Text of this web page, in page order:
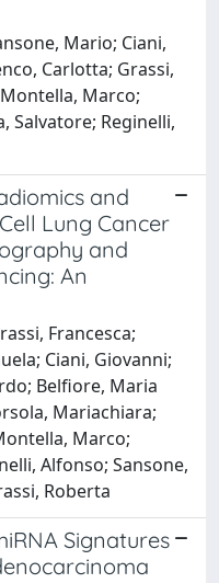
Mario; Ciani,
Carlotta; Grassi,
Marco;
Salvatore; Reginelli,
and
Lung Cancer
and
An
Francesca;
Ciani, Giovanni;
Belfiore, Maria
Mariachiara;
Marco;
Alfonso; Sansone,
Roberta
Signatures